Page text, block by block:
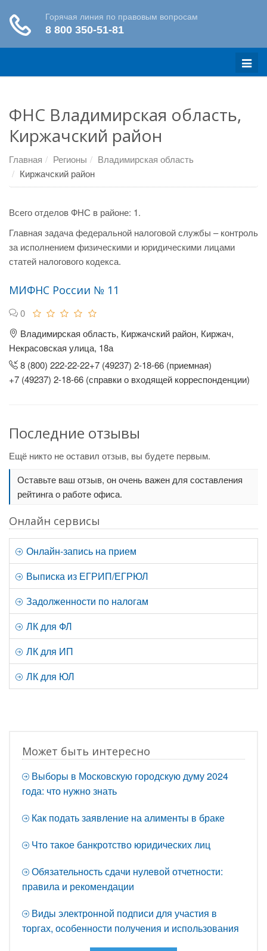
Меню
ФНС Владимирская область,
Киржачский район
Главная Регионы
Владимирская область
Киржачский район
Всего отделов ФНС в районе: 1.
Главная задача федеральной налоговой службы – контроль
за исполнением физическими и юридическими лицами
статей налогового кодекса.
МИФНС России № 11
0
Владимирская область, Киржачский район, Киржач,
Некрасовская улица, 18а
8 (800) 222-22-22+7 (49237) 2-18-66 (приемная)
+7 (49237) 2-18-66 (справки о входящей корреспонденции)
Последние отзывы
Ещё никто не оставил отзыв, вы будете первым.
Оставьте ваш отзыв, он очень важен для составления
рейтинга о работе офиса.
Онлайн сервисы
Онлайн-запись на прием
Выписка из ЕГРИП/ЕГРЮЛ
Задолженности по налогам
ЛК для ФЛ
ЛК для ИП
ЛК для ЮЛ
Может быть интересно
Выборы в Московскую городскую думу 2024
года: что нужно знать
Как подать заявление на алименты в браке
Что такое банкротство юридических лиц
Обязательность сдачи нулевой отчетности:
правила и рекомендации
Виды электронной подписи для участия в
торгах, особенности получения и использования